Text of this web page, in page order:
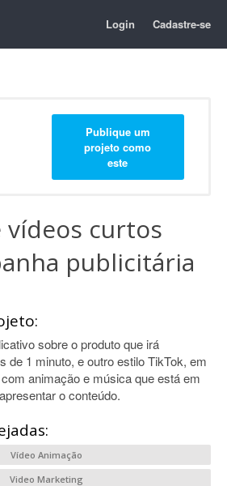
Login Cadastre-se
Publique um
projeto como
este
vídeos curtos
publicitária
sobre o produto que irá
de 1 minuto, e outro estilo TikTok, em
animação e música que está em
o conteúdo.
Vídeo Animação
Video Marketing